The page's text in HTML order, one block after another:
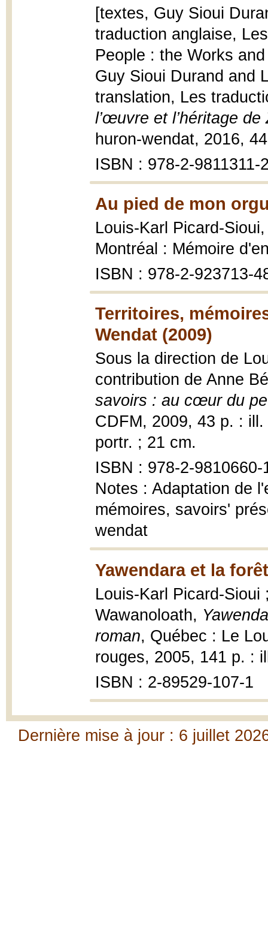
[textes, Guy Sioui
traduction anglaise,
People : the Works
Guy Sioui Durand and
translation, Les
l’œuvre et l’héritage
huron-wendat, 2016,
ISBN : 978-2-9811311-
Au pied de mon
Louis-Karl Picard-
Montréal : Mémoire
ISBN : 978-2-923713-
Territoires,
Wendat (2009)
Sous la direction de
contribution de Anne
savoirs : au cœur du
CDFM, 2009, 43 p. :
portr. ; 21 cm.
ISBN : 978-2-9810660-
Notes : Adaptation de
mémoires, savoirs'
wendat
Yawendara et la
Louis-Karl Picard-
Wawanoloath,
roman, Québec : Le
rouges, 2005, 141 p. :
ISBN : 2-89529-107-1
Dernière mise à jour : 6 juillet